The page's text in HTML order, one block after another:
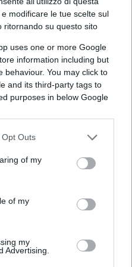
modificare le tue scelte sul
ritornando su questo sito
uses one or more Google
information including but
behaviour. You may click to
and its third-party tags to
purposes in below Google
Outs
of my
of my
my
Advertising.
in tante entità
parlamentare
un ruolo
Ilsistema
incoraggiare a
esercitando un fattore
bipolare.
esautorando
che
viceversa, favorisce